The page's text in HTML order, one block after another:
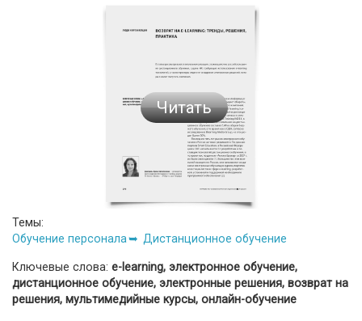
Читать
Темы:
Обучение персонала
Дистанционное обучение
Ключевые слова: e-learning, электронное обучение,
дистанционное обучение, электронные решения, возврат на
решения, мультимедийные курсы, онлайн-обучение